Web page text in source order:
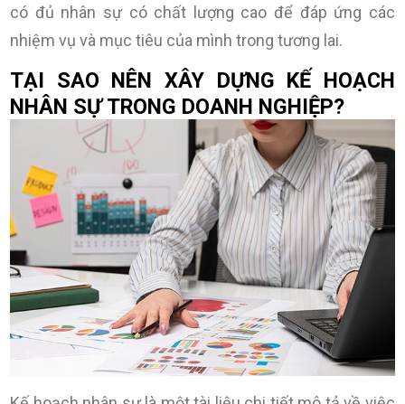
có đủ nhân sự có chất lượng cao để đáp ứng các
nhiệm vụ và mục tiêu của mình trong tương lai.
TẠI SAO NÊN XÂY DỰNG KẾ HOẠCH
NHÂN SỰ TRONG DOANH NGHIỆP?